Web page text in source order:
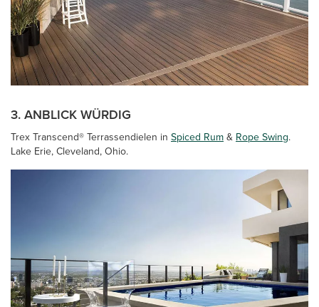
3. ANBLICK WÜRDIG
Trex Transcend® Terrassendielen in Spiced Rum& Rope Swing.
Lake Erie, Cleveland, Ohio.